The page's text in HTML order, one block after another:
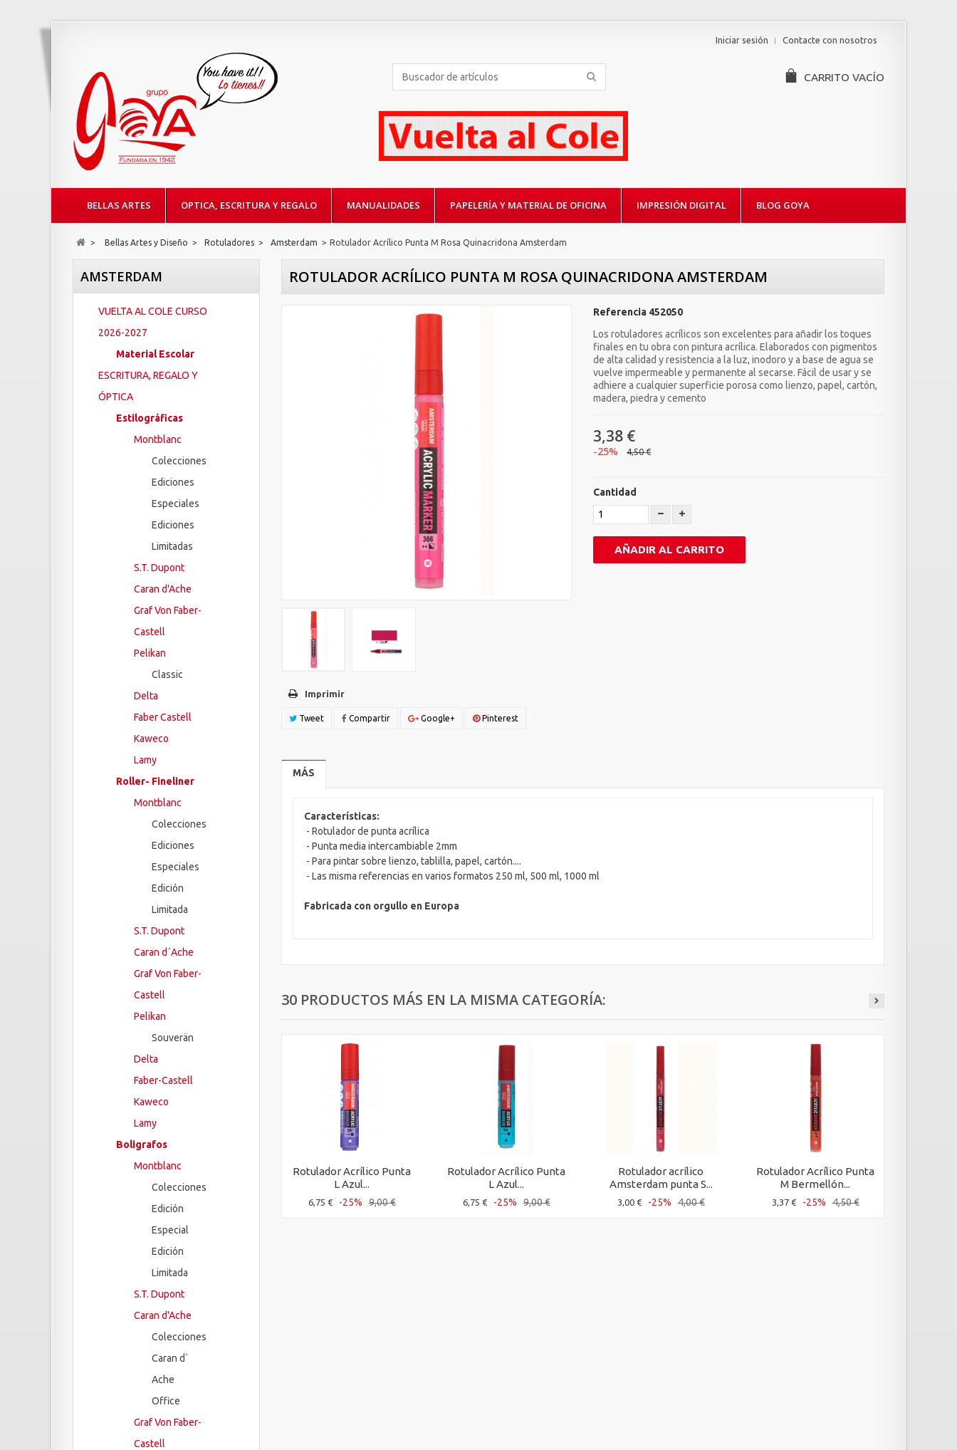
Contacte con nosotros
Iniciar sesión
CARRITO VACÍO
BELLAS ARTES OPTICA, ESCRITURA Y REGALO MANUALIDADES PAPELERÍA Y MATERIAL DE OFICINA IMPRESIÓN DIGITAL BLOG GOYA
> Bellas Artes y Diseño > Rotuladores > Amsterdam > Rotulador Acrílico Punta M Rosa Quinacridona Amsterdam
AMSTERDAM
VUELTA AL COLE CURSO
2026-2027
Material Escolar
ESCRITURA, REGALO Y
ÓPTICA
Estilográficas
Montblanc
Colecciones
Ediciones
Especiales
Ediciones
Limitadas
S.T. Dupont
Caran d'Ache
Graf Von Faber-
Castell
Pelikan
Classic
Delta
Faber Castell
Kaweco
Lamy
Roller- Fineliner
Montblanc
Colecciones
Ediciones
Especiales
Edición
Limitada
S.T. Dupont
Caran d´Ache
Graf Von Faber-
Castell
Pelikan
Souverän
Delta
Faber-Castell
Kaweco
Lamy
Boligrafos
Montblanc
Colecciones
Edición
Especial
Edición
Limitada
S.T. Dupont
Caran d'Ache
Colecciones
Caran d`
Ache
Office
Graf Von Faber-
Castell
ROTULADOR ACRÍLICO PUNTA M ROSA QUINACRIDONA AMSTERDAM
Imprimir
Tweet Compartir Google+ Pinterest
Referencia 452050
Los rotuladores acrílicos son excelentes para añadir los toques
finales en tu obra con pintura acrílica. Elaborados con pigmentos
de alta calidad y resistencia a la luz, inodoro y a base de agua se
vuelve impermeable y permanente al secarse. Fácil de usar y se
adhiere a cualquier superficie porosa como lienzo, papel, cartón,
madera, piedra y cemento
3,38 €
-25% 4,50 €
Cantidad
AÑADIR AL CARRITO
MÁS
Características:
- Rotulador de punta acrílica
- Punta media intercambiable 2mm
- Para pintar sobre lienzo, tablilla, papel, cartón....
- Las misma referencias en varios formatos 250 ml, 500 ml, 1000 ml
Fabricada con orgullo en Europa
30 PRODUCTOS MÁS EN LA MISMA CATEGORÍA:
Rotulador Acrílico Punta
L Azul...
6,75 € -25% 9,00 €
Rotulador Acrílico Punta
L Azul...
6,75 € -25% 9,00 €
Rotulador acrílico
Amsterdam punta S...
3,00 € -25% 4,00 €
Rotulador Acrílico Punta
M Bermellón...
3,37 € -25% 4,50 €